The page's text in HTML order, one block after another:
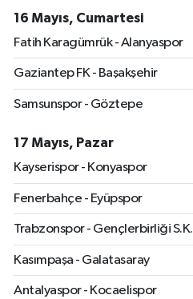
16 Mayıs, Cumartesi
Fatih Karagümrük - Alanyaspor
Gaziantep FK - Başakşehir
Samsunspor - Göztepe
17 Mayıs, Pazar
Kayserispor - Konyaspor
Fenerbahçe - Eyüpspor
Trabzonspor - Gençlerbirliği S.K.
Kasımpaşa - Galatasaray
Antalyaspor - Kocaelispor